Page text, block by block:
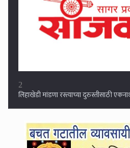
लिहाखेडी मांडणा रस्त्याच्या दुरुस्तीसाठी